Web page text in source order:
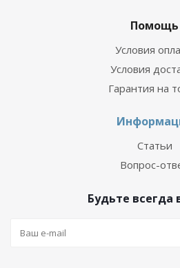
Помощь
Условия
Условия
Гарантия на
Статьи
Вопрос-
Будьте всегда